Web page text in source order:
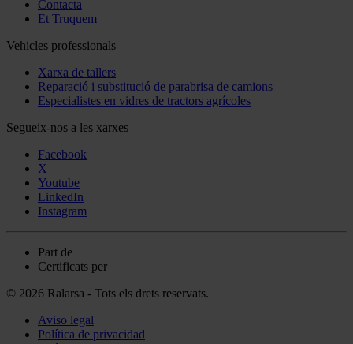
Contacta
Et Truquem
Vehicles professionals
Xarxa de tallers
Reparació i substitució de parabrisa de camions
Especialistes en vidres de tractors agrícoles
Segueix-nos a les xarxes
Facebook
X
Youtube
LinkedIn
Instagram
Part de
Certificats per
© 2026 Ralarsa - Tots els drets reservats.
Aviso legal
Política de privacidad